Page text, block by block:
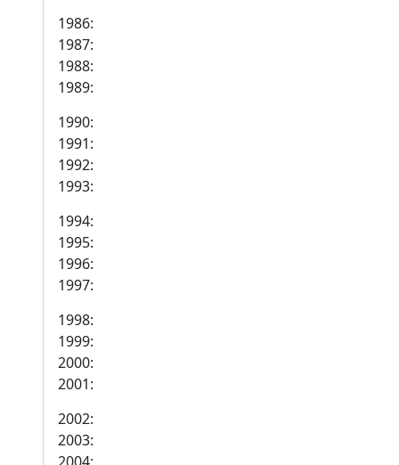
1986:
1987:
1988:
1989:
1990:
1991:
1992:
1993:
1994:
1995:
1996:
1997:
1998:
1999:
2000:
2001:
2002:
2003: